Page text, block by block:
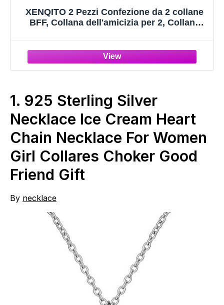
XENQITO 2 Pezzi Confezione da 2 collane
BFF, Collana dell'amicizia per 2, Collana
collane (Coniglietto Pasquali)
1. 925 Sterling Silver
Necklace Ice Cream Heart
Chain Necklace For Women
Girl Collares Choker Good
Friend Gift
By necklace